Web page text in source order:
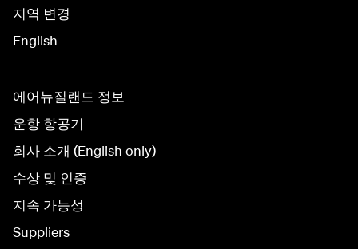
지역 변경
English
에어뉴질랜드 정보
운항 항공기
회사 소개 (English only)
수상 및 인증
지속 가능성
Suppliers